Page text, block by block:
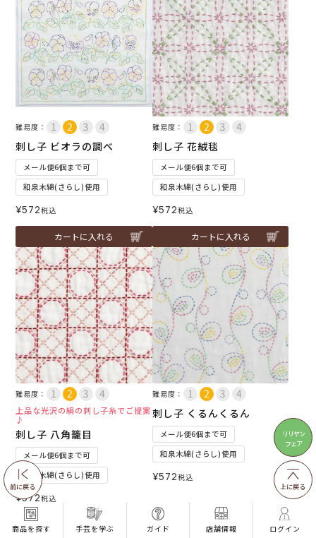
商品を探す 手芸を学ぶ ガイド 店舗情報 ログイン
前に戻る
リリヤン
フェア
上に戻る
難易度：
刺し子 ビオラの調べ
メール便6個まで可
和泉木綿(さらし)使用
¥572税込
カートに入れる
難易度：
刺し子 花絨毯
メール便6個まで可
和泉木綿(さらし)使用
¥572税込
カートに入れる
難易度：
上品な光沢の絹の刺し子糸でご提案
♪
刺し子 八角籠目
メール便6個まで可
和泉木綿(さらし)使用
¥572税込
カートに入れる
難易度：
刺し子 くるんくるん
メール便6個まで可
和泉木綿(さらし)使用
¥572税込
カートに入れる